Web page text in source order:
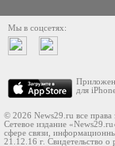
Мы в соцсетях:
для
© 2026 News29.ru все
Сетевое издание
сфере связи,
21.12.16 г. Свидетельство